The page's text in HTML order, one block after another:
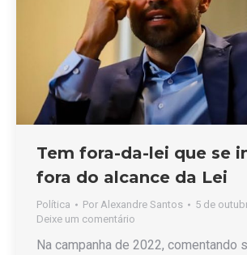
Tem fora-da-lei que se
fora do alcance da Lei
Política Por Alexandre Santos
5 de
Deixe um comentário
Na campanha de 2022, comentando